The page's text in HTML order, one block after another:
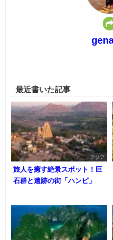
最近書いた記事
アジア
旅人を癒す絶景スポット！巨
石群と遺跡の街「ハンピ」